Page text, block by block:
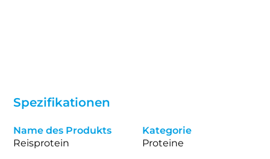
Spezifikationen
Name des Produkts
Reisprotein
Kategorie
Proteine